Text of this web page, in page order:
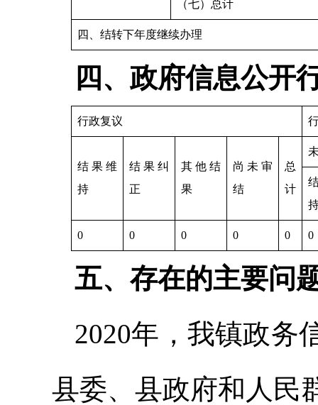
（七）总计
四、结转下年度继续办理
四、政府信息公开
行政复议
结果维
持
结果纠
正
其他结
果
尚未审
结
总
计
0 0 0 0 0 0
五、存在的主要问
2020年，我镇政务
县委、县政府和人民